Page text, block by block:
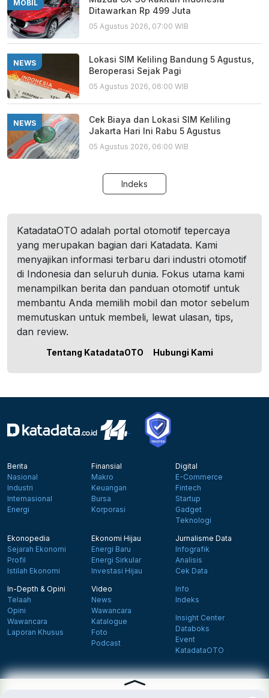
MOBIL
Ditawarkan Rp 499 Juta
05 Agustus 2026, 07:00 WIB
NEWS
Lokasi SIM Keliling Bandung 5 Agustus,
Beroperasi Sejak Pagi
05 Agustus 2026, 06:00 WIB
NEWS
Cek Biaya dan Lokasi SIM Keliling
Jakarta Hari Ini Rabu 5 Agustus
05 Agustus 2026, 06:00 WIB
Indeks
KatadataOTO adalah portal otomotif tepercaya
yang merupakan bagian dari Katadata. Kami
menyajikan informasi terbaru dari industri otomotif
di Indonesia dan seluruh dunia. Fokus utama kami
menampilkan berita dan panduan otomotif untuk
membantu Anda memilih mobil dan motor sebelum
memutuskan untuk membeli, lewat ulasan, tips,
dan review.
Tentang KatadataOTO Hubungi Kami
Berita
Nasional
Industri
Internasional
Energi
Finansial
Makro
Keuangan
Bursa
Korporasi
Digital
E-Commerce
Fintech
Startup
Gadget
Teknologi
Ekonopedia
Sejarah Ekonomi
Profil
Istilah Ekonomi
Ekonomi Hijau
Energi Baru
Energi Sirkular
Investasi Hijau
Jurnalisme Data
Infografik
Analisis
Cek Data
In-Depth & Opini
Telaah
Opini
Wawancara
Laporan Khusus
Video
News
Wawancara
Katalogue
Foto
Podcast
Info
Indeks
Insight Center
Databoks
Event
KatadataOTO